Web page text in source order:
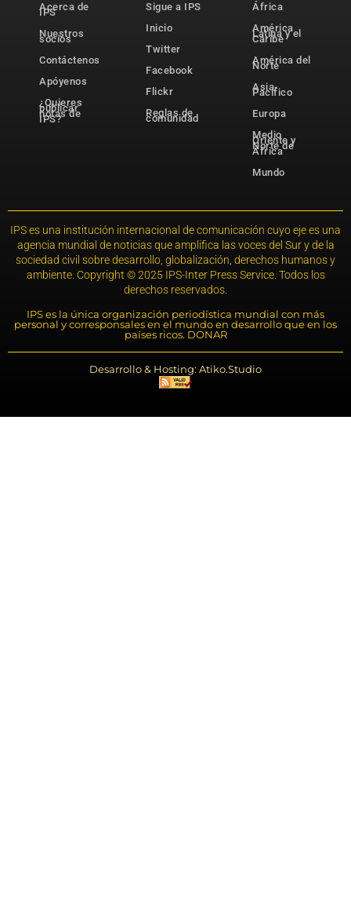
Acerca de
IPS
Nuestros
socios
Contáctenos
Apóyenos
¿Quieres
publicar
notas de
IPS?
Sigue a IPS
Inicio
Twitter
Facebook
Flickr
Reglas de
comunidad
África
América
Latina y el
Caribe
América del
Norte
Asia-
Pacífico
Europa
Medio
Oriente y
Norte de
África
Mundo
IPS es una institución internacional de comunicación cuyo eje es una
agencia mundial de noticias que amplifica las voces del Sur y de la
sociedad civil sobre desarrollo, globalización, derechos humanos y
ambiente. Copyright © 2025 IPS-Inter Press Service. Todos los
derechos reservados.
IPS es la única organización periodística mundial con más
personal y corresponsales en el mundo en desarrollo que en los
países ricos. DONAR
Desarrollo & Hosting: Atiko.Studio